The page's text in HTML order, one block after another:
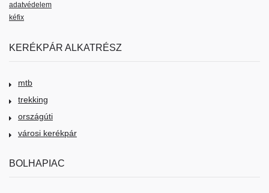
adatvédelem
kéfix
KERÉKPÁR ALKATRÉSZ
mtb
trekking
országúti
városi kerékpár
BOLHAPIAC